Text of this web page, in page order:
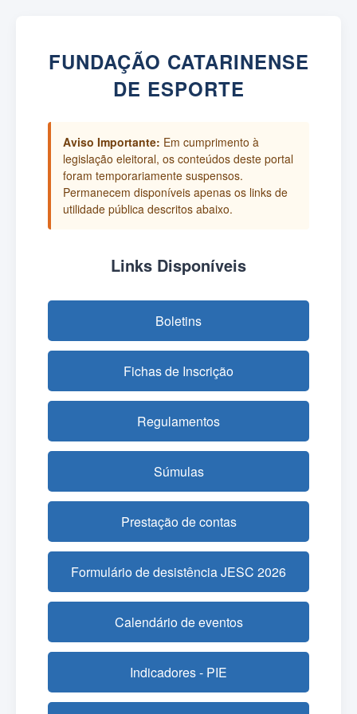
FUNDAÇÃO CATARINENSE
DE ESPORTE
Aviso Importante: Em cumprimento à
legislação eleitoral, os conteúdos deste portal
foram temporariamente suspensos.
Permanecem disponíveis apenas os links de
utilidade pública descritos abaixo.
Links Disponíveis
Boletins
Fichas de Inscrição
Regulamentos
Súmulas
Prestação de contas
Formulário de desistência JESC 2026
Calendário de eventos
Indicadores - PIE